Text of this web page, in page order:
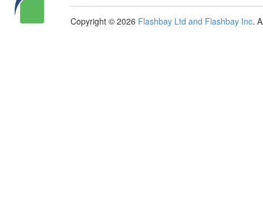
Copyright © 2026 Flashbay Ltd and Flashbay Inc.